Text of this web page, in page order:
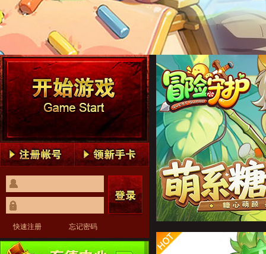
快速注册 忘记密码
冒险守护1
冒险守护1
冒险守护2
冒险守护2
冒险守护3
冒险守护3
冒险守护4
冒险守护4
冒险守护5
冒险守护5